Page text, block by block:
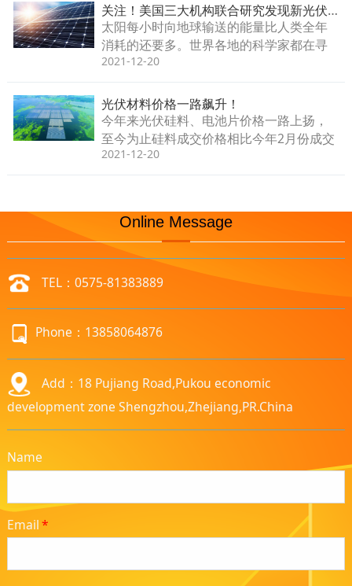
关注！美国三大机构联合研究发现新光伏材料的优势
太阳每小时向地球输送的能量比人类全年
消耗的还要多。世界各地的科学家都在寻
找一种材料，可以成本有效地捕获这种无
2021-12-20
光伏材料价格一路飙升！
今年来光伏硅料、电池片价格一路上扬，
至今为止硅料成交价格相比今年2月份成交
价格涨幅近2.5倍左右。。。
2021-12-20
Online Message
TEL：0575-81383889
Phone：13858064876
Add：18 Pujiang Road,Pukou economic
development zone Shengzhou,Zhejiang,PR.China
Name
Email*